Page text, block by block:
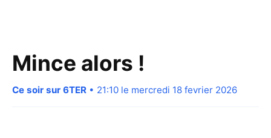
Mince alors !
Ce soir sur 6TER • 21:10 le mercredi 18 fevrier 2026